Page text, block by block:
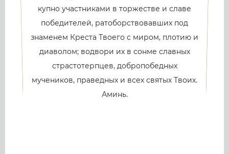
купно участниками в торжестве и славе
победителей, ратоборствовавших под
знаменем Креста Твоего с миром, плотию и
диаволом; водвори их в сонме славных
страстотерпцев, добропобедных
мучеников, праведных и всех святых Твоих.
Аминь.